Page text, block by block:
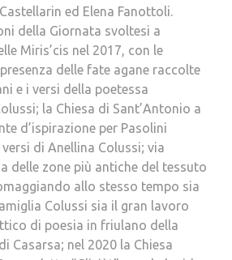
ed Elena Fanottoli.
della Giornata svoltesi a
Miris’cis nel 2017, con le
delle fate agane raccolte
e i versi della poetessa
la Chiesa di Sant’Antonio a
d’ispirazione per Pasolini
di Anellina Colussi; via
delle zone più antiche del tessuto
allo stesso tempo sia
Colussi sia il gran lavoro
di poesia in friulano della
Casarsa; nel 2020 la Chiesa